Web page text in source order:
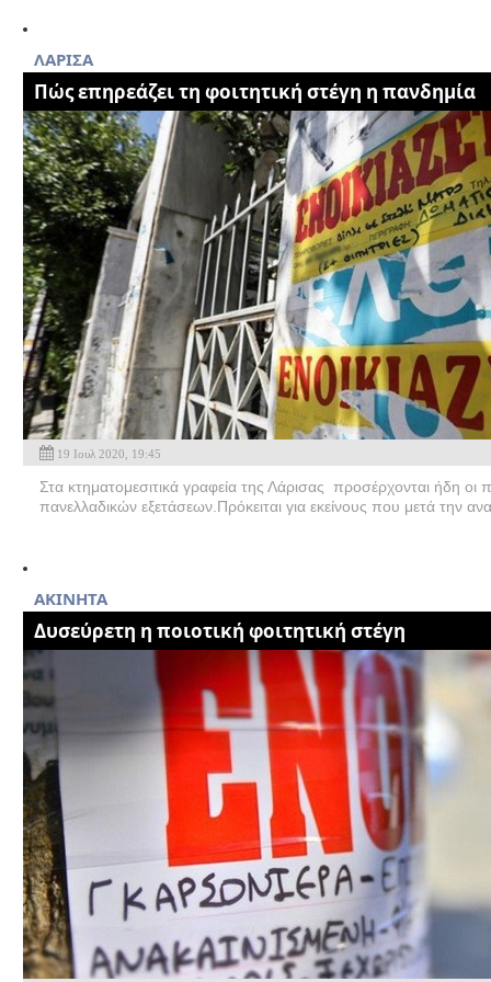
ΛΑΡΙΣΑ
Πώς επηρεάζει τη φοιτητική στέγη η πανδημία
19 Ιουλ 2020, 19:45
Στα κτηματομεσιτικά γραφεία της Λάρισας προσέρχονται ήδη
πανελλαδικών εξετάσεων.Πρόκειται για εκείνους που μετά την
AKINHTA
Δυσεύρετη η ποιοτική φοιτητική στέγη